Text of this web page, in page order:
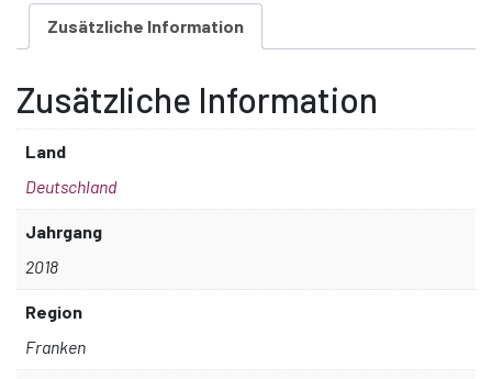
Zusätzliche Information
Zusätzliche Information
Land
Deutschland
Jahrgang
2018
Region
Franken